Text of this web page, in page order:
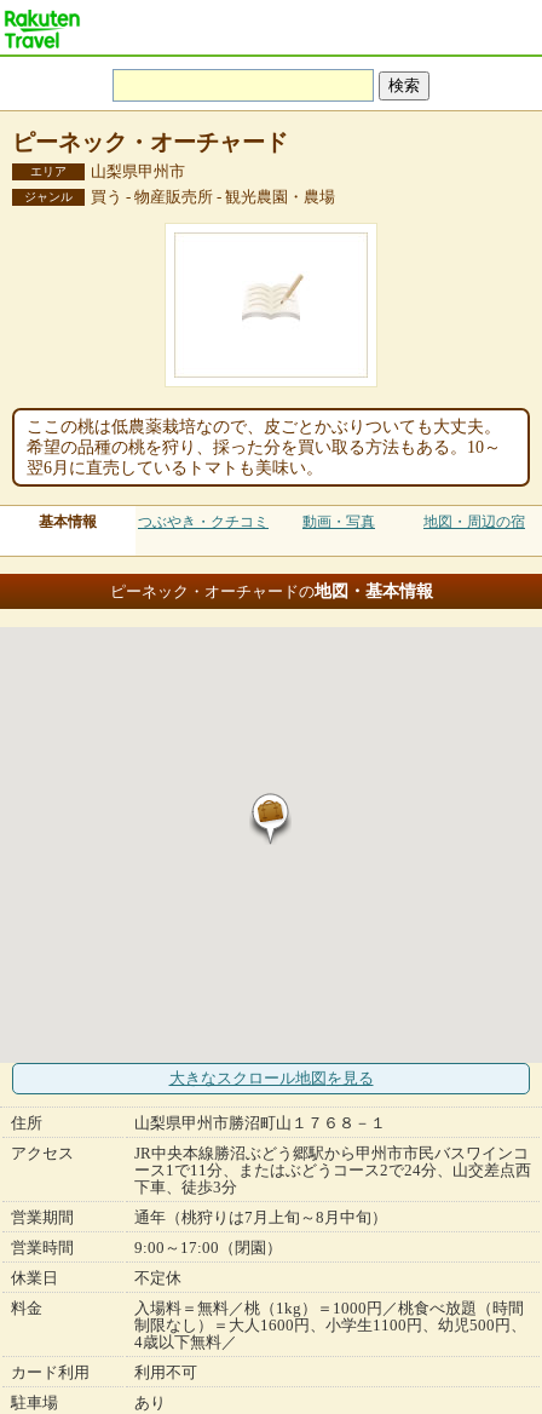
ピーネック・オーチャード
エリア 山梨県甲州市
ジャンル 買う - 物産販売所 - 観光農園・農場
ここの桃は低農薬栽培なので、皮ごとかぶりついても大丈夫。
希望の品種の桃を狩り、採った分を買い取る方法もある。10～
翌6月に直売しているトマトも美味い。
基本情報 つぶやき・クチコミ 動画・写真 地図・周辺の宿
ピーネック・オーチャードの地図・基本情報
大きなスクロール地図 を見る
住所
山梨県甲州市勝沼町山１７６８－１
アクセス
JR中央本線勝沼ぶどう郷駅から甲州市市民バスワインコ
ース1で11分、またはぶどうコース2で24分、山交差点西
下車、徒歩3分
営業期間
通年（桃狩りは7月上旬～8月中旬）
営業時間
9:00～17:00（閉園）
休業日
不定休
料金
入場料＝無料／桃（1kg）＝1000円／桃食べ放題（時間
制限なし）＝大人1600円、小学生1100円、幼児500円、
4歳以下無料／
カード利用
利用不可
駐車場
あり